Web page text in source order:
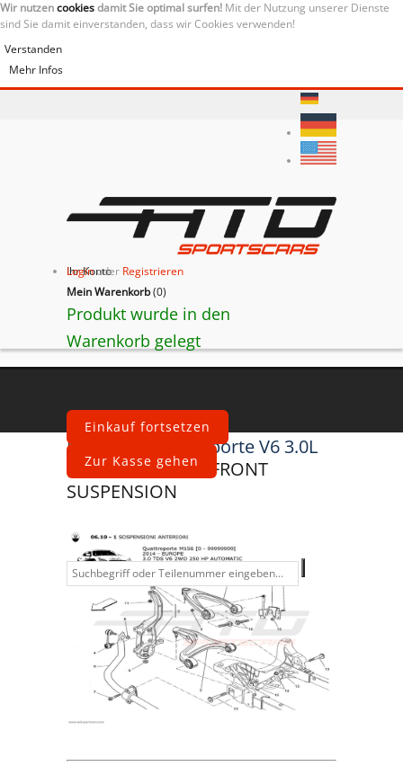
Wir nutzencookiesdamit Sie optimal surfen! Mit der Nutzung unserer Dienste
sind Sie damit einverstanden, dass wir Cookies verwenden!
Verstanden
Mehr Infos
Ihr Konto
Loginoder Registrieren
Mein Warenkorb(0)
Produkt wurde in den
Warenkorb gelegt
Einkauf fortsetzen
Zur Kasse gehen
Maserati
Quattroporte V6 3.0L
Diesel Auto 2014
FRONT
SUSPENSION